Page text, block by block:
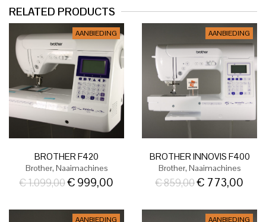
RELATED PRODUCTS
AANBIEDING
BROTHER F420
Brother, Naaimachines
€1.099,00€ 999,00
AANBIEDING
BROTHER INNOVIS F400
Brother, Naaimachines
€859,00€ 773,00
AANBIEDING AANBIEDING